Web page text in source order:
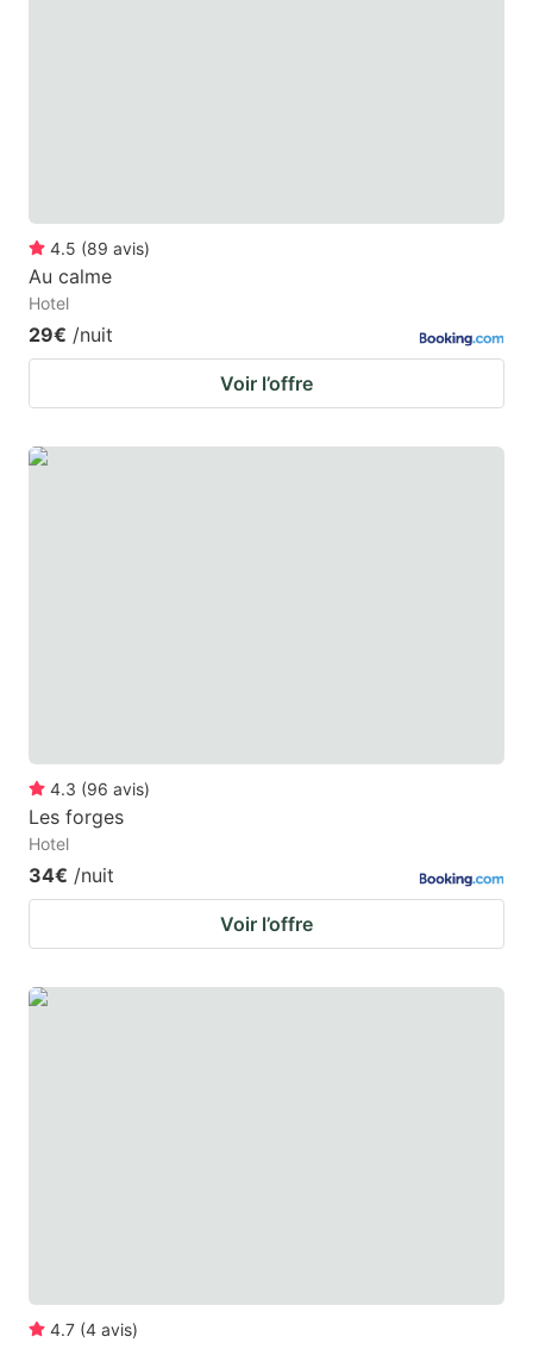
4.5 (89 avis)
Au calme
Hotel
29€ /nuit
Voir l’offre
4.3 (96 avis)
Les forges
Hotel
34€ /nuit
Voir l’offre
4.7 (4 avis)